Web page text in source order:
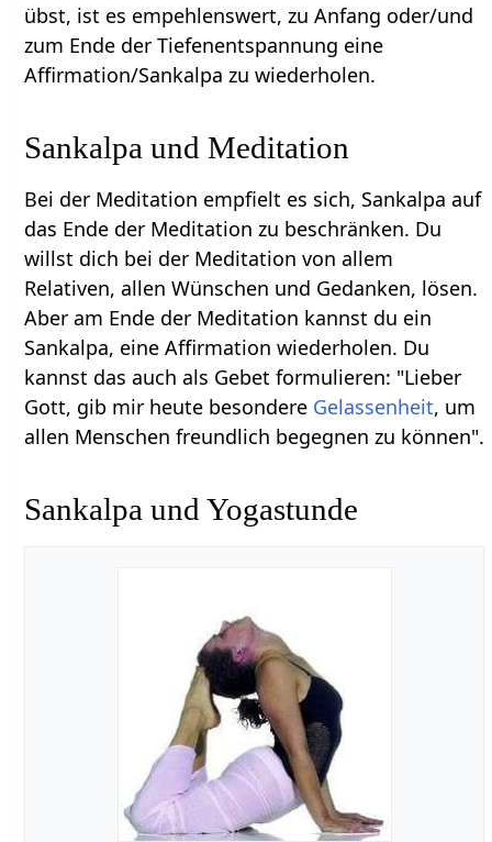
übst, ist es empehlenswert, zu Anfang oder/und
zum Ende der Tiefenentspannung eine
Affirmation/Sankalpa zu wiederholen.
Sankalpa und Meditation
Bei der Meditation empfielt es sich, Sankalpa auf
das Ende der Meditation zu beschränken. Du
willst dich bei der Meditation von allem
Relativen, allen Wünschen und Gedanken, lösen.
Aber am Ende der Meditation kannst du ein
Sankalpa, eine Affirmation wiederholen. Du
kannst das auch als Gebet formulieren: "Lieber
Gott, gib mir heute besondere Gelassenheit, um
allen Menschen freundlich begegnen zu können".
Sankalpa und Yogastunde